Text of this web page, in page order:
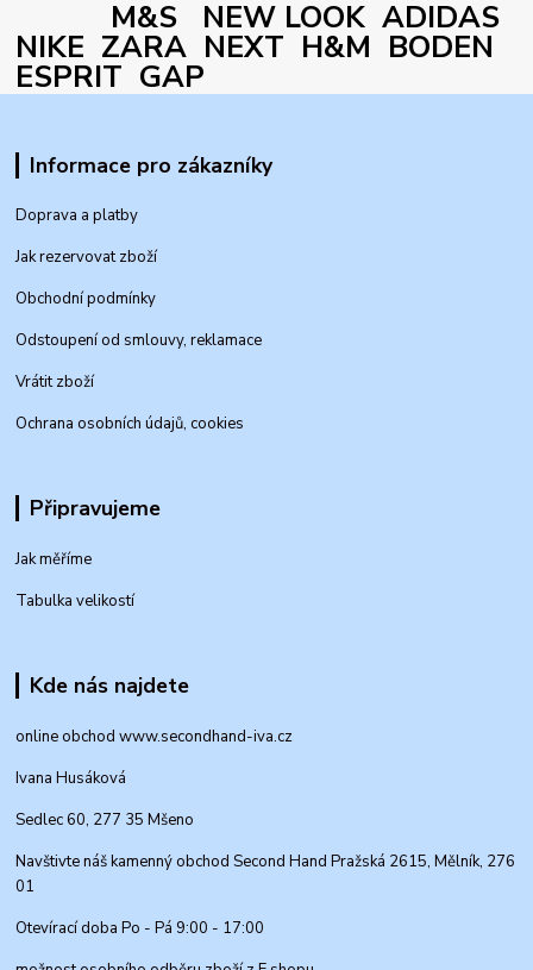
M&S NEW LOOK ADIDAS
NIKE ZARA NEXT H&M BODEN
ESPRIT GAP
Informace pro zákazníky
Doprava a platby
Jak rezervovat zboží
Obchodní podmínky
Odstoupení od smlouvy, reklamace
Vrátit zboží
Ochrana osobních údajů, cookies
Připravujeme
Jak měříme
Tabulka velikostí
Kde nás najdete
online obchod www.secondhand-iva.cz
Ivana Husáková
Sedlec 60, 277 35 Mšeno
Navštivte náš kamenný obchod Second Hand Pražská 2615, Mělník, 276
01
Otevírací doba Po - Pá 9:00 - 17:00